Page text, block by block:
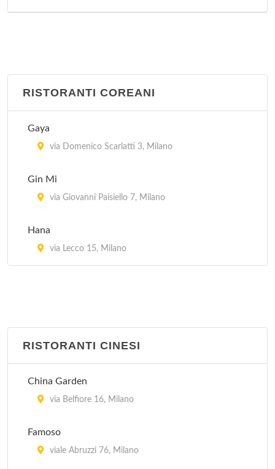
RISTORANTI COREANI
Gaya
via Domenico Scarlatti 3, Milano
Gin Mi
via Giovanni Paisiello 7, Milano
Hana
via Lecco 15, Milano
RISTORANTI CINESI
China Garden
via Belfiore 16, Milano
Famoso
viale Abruzzi 76, Milano